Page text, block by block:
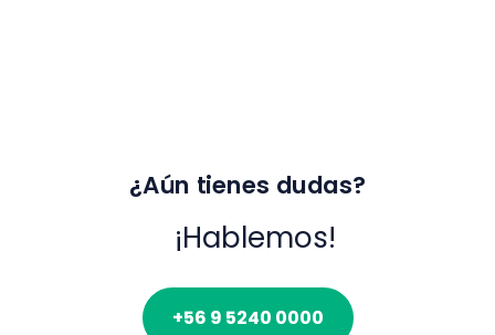
¿Aún tienes dudas?
¡Hablemos!
+56 9 5240 0000